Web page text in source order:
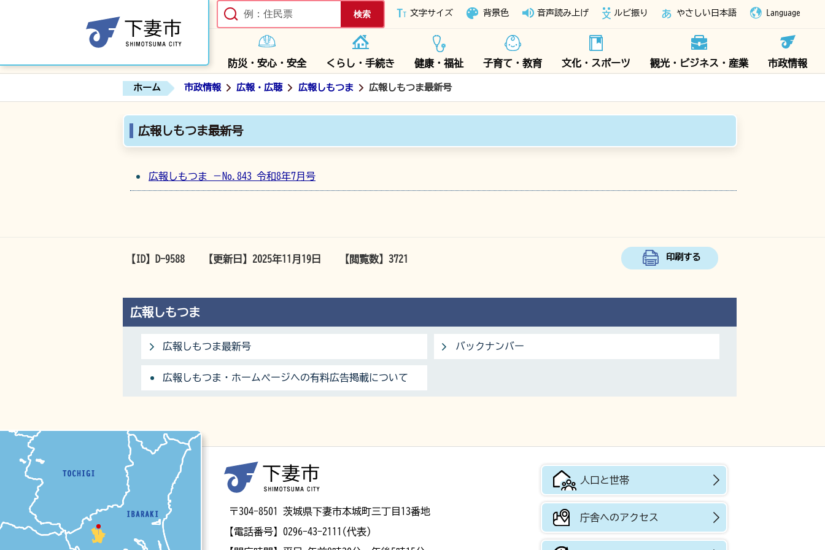
下妻市ホームページ
文字サイズ 背景色 音声読み上げ ルビ振り やさしい日本語 Language
防災・安心・安全 くらし・手続き 健康・福祉 子育て・教育 文化・スポーツ 観光・ビジネス・産業 市政情報
ホーム 市政情報 広報・広聴 広報しもつま 広報しもつま最新号
広報しもつま最新号
広報しもつま －No.843 令和8年7月号
【ID】 D-9588 【更新日】 2025年11月19日 【閲覧数】 3721 印刷する
広報しもつま
広報しもつま最新号 バックナンバー
広報しもつま・ホームページへの有料広告掲載について
〒304-8501 茨城県下妻市本城町三丁目13番地
【電話番号】 0296-43-2111(代表)
人口と世帯
庁舎へのアクセス